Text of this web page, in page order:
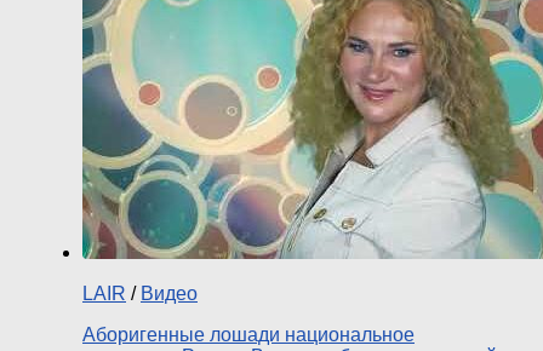
LAIR / Видео
Аборигенные лошади национальное